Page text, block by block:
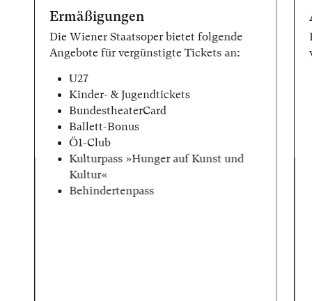
Ermäßigungen
Die Wiener Staatsoper bietet folgende
Angebote für vergünstigte Tickets an:
U27
Kinder- & Jugendtickets
BundestheaterCard
Ballett-Bonus
Ö1-Club
Kulturpass »Hunger auf Kunst und
Kultur«
Behindertenpass